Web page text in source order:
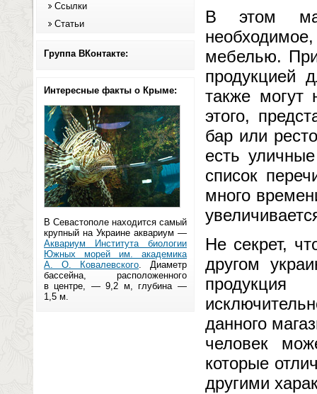
Ссылки
Статьи
Группа ВКонтакте:
Интересные факты о Крыме:
В Севастополе находится самый
крупный на Украине аквариум —
Аквариум Института биологии
Южных морей им. академика
А. О. Ковалевского. Диаметр
бассейна, расположенного
в центре, — 9,2 м, глубина —
1,5 м.
В этом
мебелью.
продукцией
также могут
этого,
бар или
есть
список
много
Не секрет,
другом
продукция
данного
человек
которые
другими